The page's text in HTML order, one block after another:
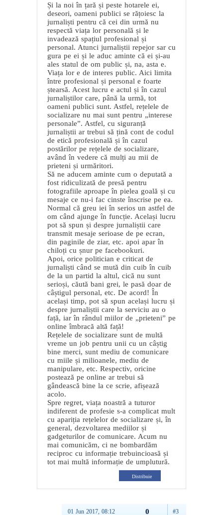
Și la noi în țară și peste hotarele ei,
deseori, oameni publici se rățoiesc la
jurnaliști pentru că cei din urmă nu
respectă viața lor personală și le
invadează spațiul profesional și
personal. Atunci jurnaliștii repejor sar cu
gura pe ei și le aduc aminte că ei și-au
ales statul de om public și, na, asta e.
Viața lor e de interes public. Aici limita
între profesional și personal e foarte
ștearsă. Acest lucru e actul și în cazul
jurnaliștilor care, până la urmă, tot
oameni publici sunt. Astfel, rețelele de
socializare nu mai sunt pentru „interese
personale”. Astfel, cu siguranță
jurnaliștii ar trebui să țină cont de codul
de etică profesională și în cazul
postărilor pe rețelele de socializare,
având în vedere că mulți au mii de
prieteni și urmăritori.
Să ne aducem aminte cum o deputată a
fost ridiculizată de presă pentru
fotografiile aproape în pielea goală și cu
mesaje ce nu-i fac cinste înscrise pe ea.
Normal că greu iei în serios un astfel de
om când ajunge în funcție. Același lucru
pot să spun și despre jurnaliștii care
transmit mesaje serioase de pe ecran,
din paginile de ziar, etc. apoi apar în
chiloți cu șnur pe facebookuri.
Apoi, orice politician e criticat de
jurnaliști când se mută din cuib în cuib
de la un partid la altul, cică nu sunt
serioși, căută bani grei, le pasă doar de
câștigul personal, etc. De acord! În
același timp, pot să spun același lucru și
despre jurnaliștii care la serviciu au o
față, iar în rândul miilor de „prieteni” pe
online îmbracă altă față!
Rețelele de socializare sunt de multă
vreme un job pentru unii cu un câștig
bine merci, sunt mediu de comunicare
cu miile și milioanele, mediu de
manipulare, etc. Respectiv, oricine
postează pe online ar trebui să
gândească bine la ce scrie, afișează
acolo.
Spre regret, viața noastră a tuturor
indiferent de profesie s-a complicat mult
cu apariția rețelelor de socializare și, în
general, dezvoltarea mediilor și
gadgeturilor de comunicare. Acum nu
mai comunicăm, ci ne bombardăm
reciproc cu informație trebuincioasă și
tot mai multă informație de umplutură.
Distribuie
01 Jun 2017, 08:12 #3
0